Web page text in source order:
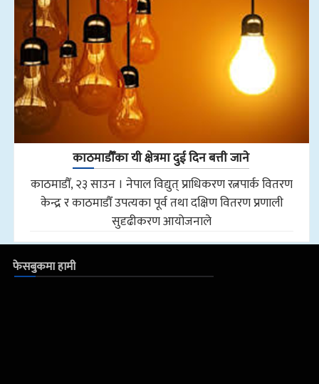
काठमाडौँका यी क्षेत्रमा दुई दिन बत्ती जाने
काठमाडौँ, २३ साउन । नेपाल विद्युत् प्राधिकरण रत्नपार्क वितरण
केन्द्र र काठमाडौँ उपत्यका पूर्व तथा दक्षिण वितरण प्रणाली
सुदृढीकरण आयोजनाले
फेसबुकमा हामी